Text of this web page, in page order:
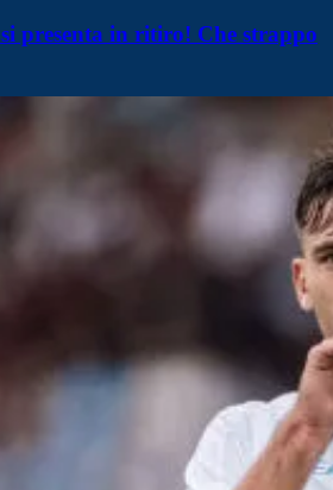
presenta in ritiro! Che strappo